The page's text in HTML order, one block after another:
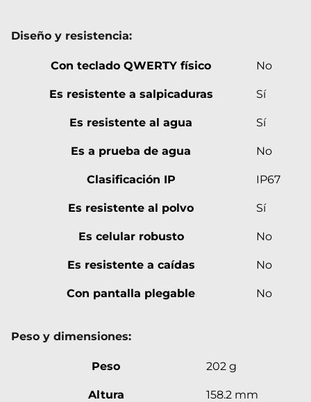
Diseño y resistencia:
Con teclado QWERTY físico No
Es resistente a salpicaduras Sí
Es resistente al agua Sí
Es a prueba de agua No
Clasificación IP IP67
Es resistente al polvo Sí
Es celular robusto No
Es resistente a caídas No
Con pantalla plegable No
Peso y dimensiones:
Peso 202 g
Altura 158.2 mm